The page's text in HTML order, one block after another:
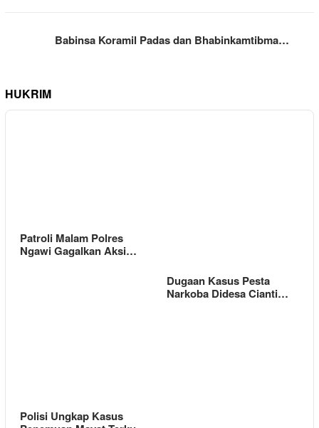
Babinsa Koramil Padas dan Bhabinkamtibma…
HUKRIM
Patroli Malam Polres
Ngawi Gagalkan Aksi…
Dugaan Kasus Pesta
Narkoba Didesa Cianti…
Polisi Ungkap Kasus